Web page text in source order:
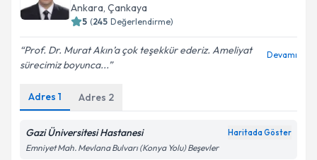
Ankara, Çankaya
5 (245 Değerlendirme)
Prof. Dr. Murat Akın’a çok teşekkür ederiz. Ameliyat
sürecimiz boyunca...
Devamı
Adres 1 Adres 2
Gazi Üniversitesi Hastanesi Haritada Göster
Emniyet Mah. Mevlana Bulvarı (Konya Yolu) Beşevler